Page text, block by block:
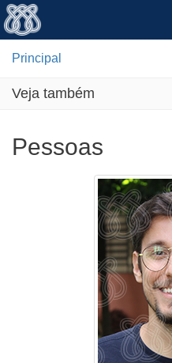
Principal
Veja também
Pessoas